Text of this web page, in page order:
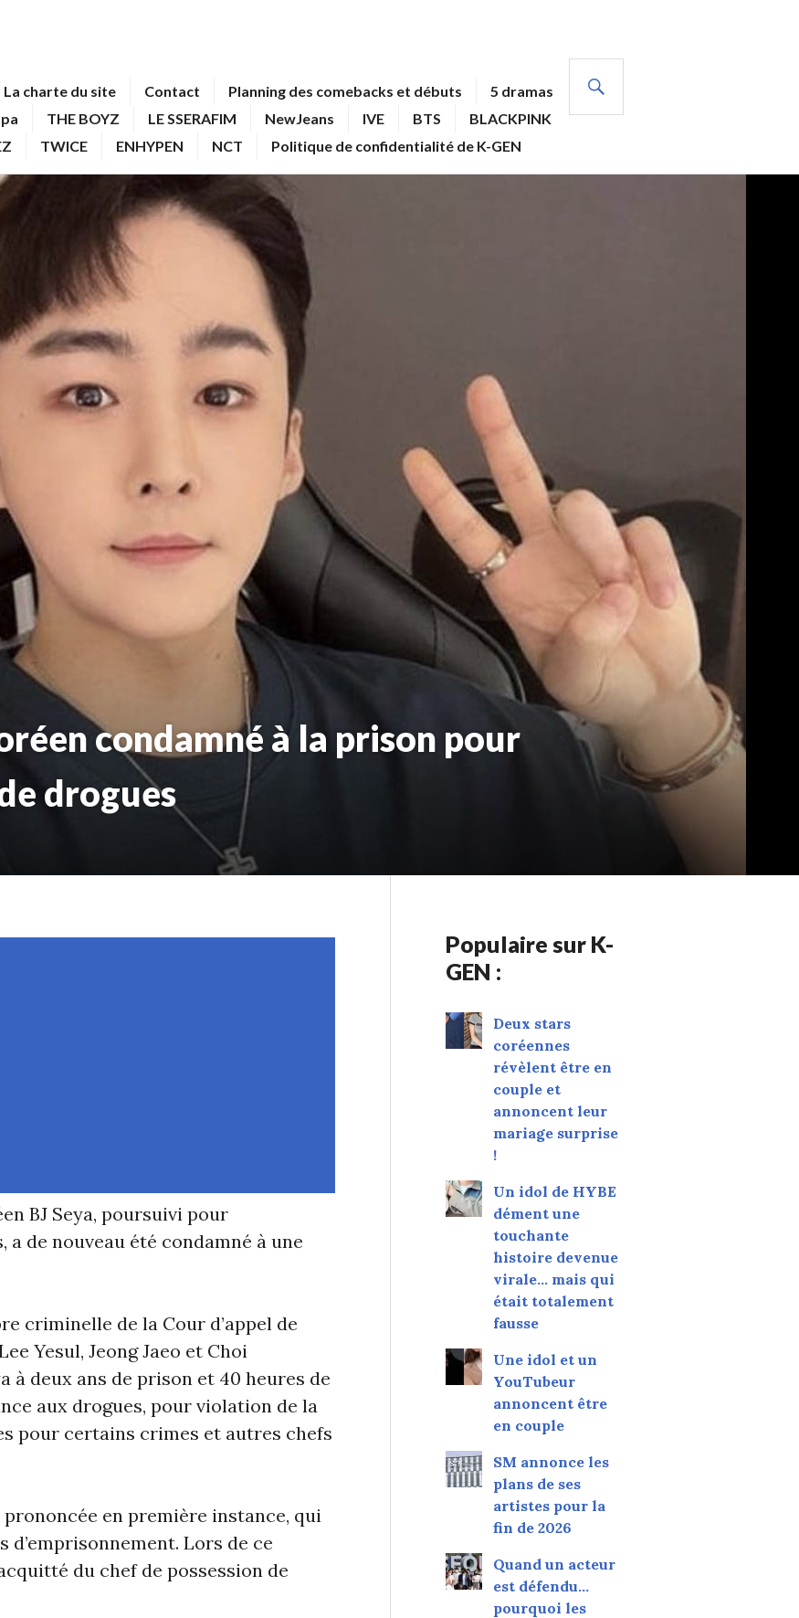
La charte du site Contact Planning des comebacks et débuts
5 dramas
THE BOYZ LE SSERAFIM NewJeans IVE BTS
BLACKPINK
TWICE ENHYPEN NCT Politique de confidentialité de K-GEN
condamné à la prison pour
drogues
BJ Seya, poursuivi pour
de nouveau été condamné à une
criminelle de la Cour d’appel de
Yesul, Jeong Jaeo et Choi
à deux ans de prison et 40 heures de
aux drogues, pour violation de la
pour certains crimes et autres chefs
en première instance, qui
d’emprisonnement. Lors de ce
du chef de possession de
Populaire sur K-
GEN :
Deux stars
coréennes
révèlent être en
couple et
annoncent leur
mariage surprise
!
Un idol de HYBE
dément une
touchante
histoire devenue
virale... mais qui
était totalement
fausse
Une idol et un
YouTubeur
annoncent être
en couple
SM annonce les
plans de ses
artistes pour la
fin de 2026
Quand un acteur
est défendu…
pourquoi les